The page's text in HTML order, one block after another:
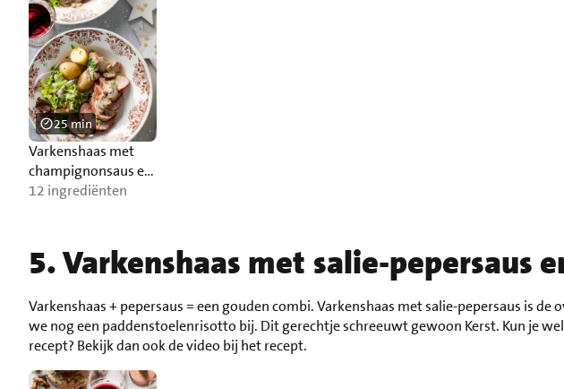
Varkenshaas met
champignonsaus en
krieltjes
12 ingrediënten
25 min
5. Varkenshaas met salie-pepersaus
Varkenshaas + pepersaus = een gouden combi. Varkenshaas met salie-pepersaus is de
we nog een paddenstoelenrisotto bij. Dit gerechtje schreeuwt gewoon Kerst. Kun je
recept? Bekijk dan ook de video bij het recept.